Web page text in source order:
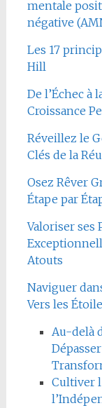
mentale
négative
Les 17
Hill
De l’Échec à
Croissance
Réveillez le
Clés de la
Osez Rêver
Étape par
Valoriser ses
Atouts
Naviguer
Vers les
Au-delà
Cultiver